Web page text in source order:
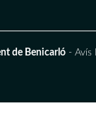
de Benicarló - Avís